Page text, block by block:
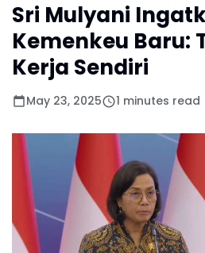
Sri Mulyani
Kemenkeu Baru:
Kerja Sendiri
May 23, 2025 1 minutes read